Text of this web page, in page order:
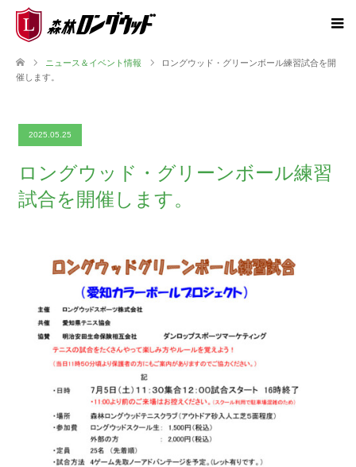
ニュース＆イベント情報
ロングウッド・グリーンボール練習試合を開
催します。
2025.05.25
ロングウッド・グリーンボール練習
試合を開催します。